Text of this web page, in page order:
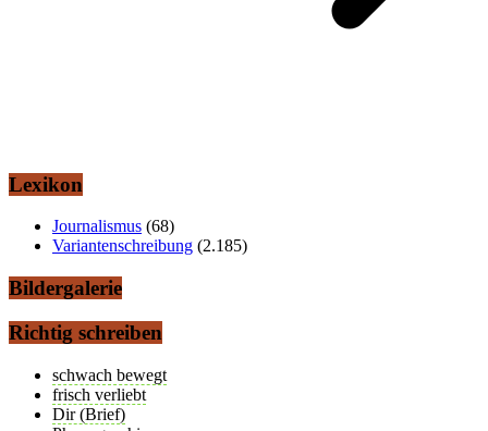
Lexikon
Journalismus (68)
Variantenschreibung (2.185)
Bildergalerie
Richtig schreiben
schwach bewegt
frisch verliebt
Dir (Brief)